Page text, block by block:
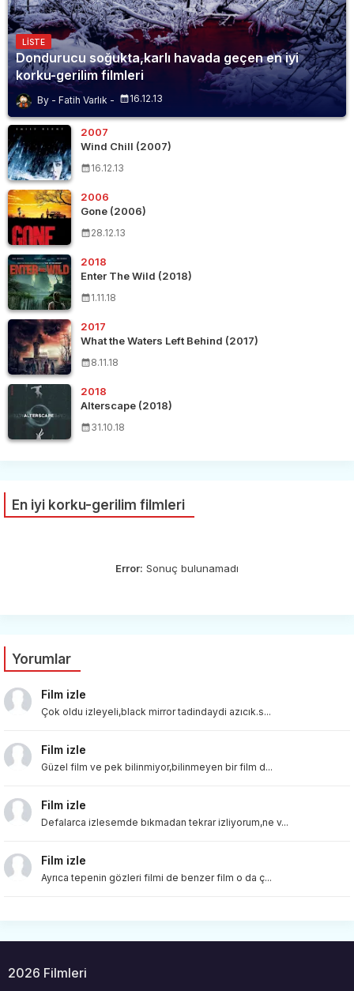
LISTE
Dondurucu soğukta,karlı havada geçen en iyi
korku-gerilim filmleri
Fatih Varlık 16.12.13
2007
Wind Chill (2007)
16.12.13
2006
Gone (2006)
28.12.13
2018
Enter The Wild (2018)
1.11.18
2017
What the Waters Left Behind (2017)
8.11.18
2018
Alterscape (2018)
31.10.18
En iyi korku-gerilim filmleri
Error: Sonuç bulunamadı
Yorumlar
Film izle
Çok oldu izleyeli,black mirror tadindaydi azıcık.s...
Film izle
Güzel film ve pek bilinmiyor,bilinmeyen bir film d...
Film izle
Defalarca izlesemde bıkmadan tekrar izliyorum,ne v...
Film izle
Ayrıca tepenin gözleri filmi de benzer film o da ç...
2026 Filmleri